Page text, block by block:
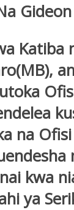
Katiba
na
kwa
ya